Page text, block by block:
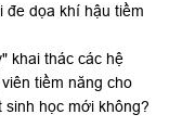
đe dọa khí hậu tiềm
khai thác các hệ
tiềm năng cho
sinh học mới không?